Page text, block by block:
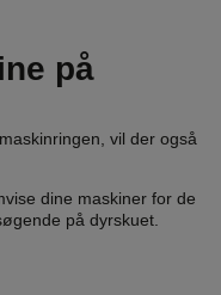
på
vil der også
dine maskiner for de
på dyrskuet.